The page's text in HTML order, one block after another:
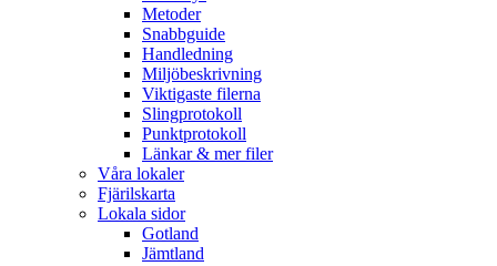
Metoder
Snabbguide
Handledning
Miljöbeskrivning
Viktigaste filerna
Slingprotokoll
Punktprotokoll
Länkar & mer filer
Våra lokaler
Fjärilskarta
Lokala sidor
Gotland
Jämtland